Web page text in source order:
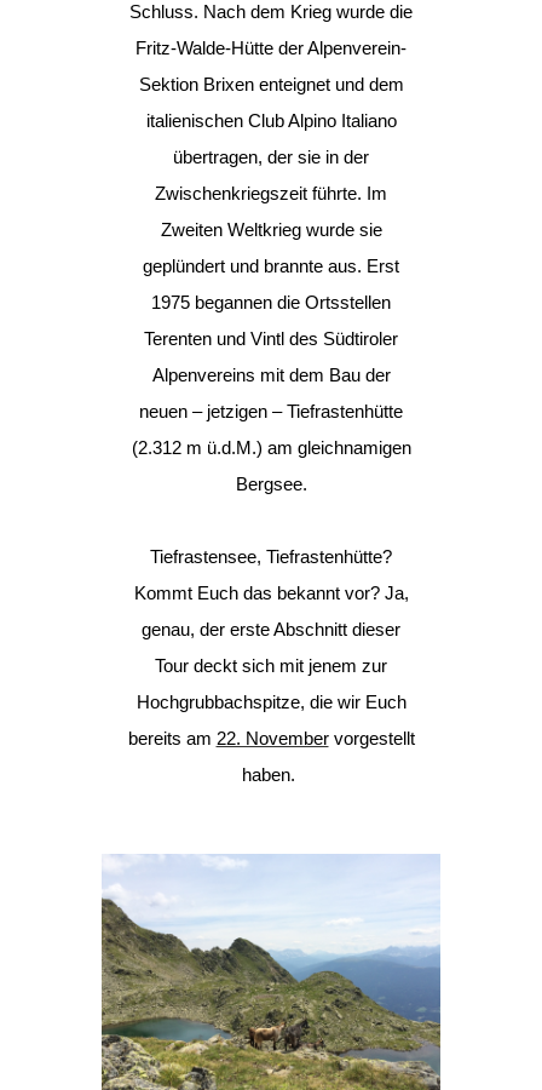
Schluss. Nach dem Krieg wurde die
Fritz-Walde-Hütte der Alpenverein-
Sektion Brixen enteignet und dem
italienischen Club Alpino Italiano
übertragen, der sie in der
Zwischenkriegszeit führte. Im
Zweiten Weltkrieg wurde sie
geplündert und brannte aus. Erst
1975 begannen die Ortsstellen
Terenten und Vintl des Südtiroler
Alpenvereins mit dem Bau der
neuen – jetzigen – Tiefrastenhütte
(2.312 m ü.d.M.) am gleichnamigen
Bergsee.
Tiefrastensee, Tiefrastenhütte?
Kommt Euch das bekannt vor? Ja,
genau, der erste Abschnitt dieser
Tour deckt sich mit jenem zur
Hochgrubbachspitze, die wir Euch
bereits am 22. Novembervorgestellt
haben.